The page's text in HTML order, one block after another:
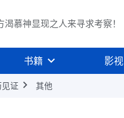
渴慕神显现之人来寻求考察！
书籍 影视
证 其他